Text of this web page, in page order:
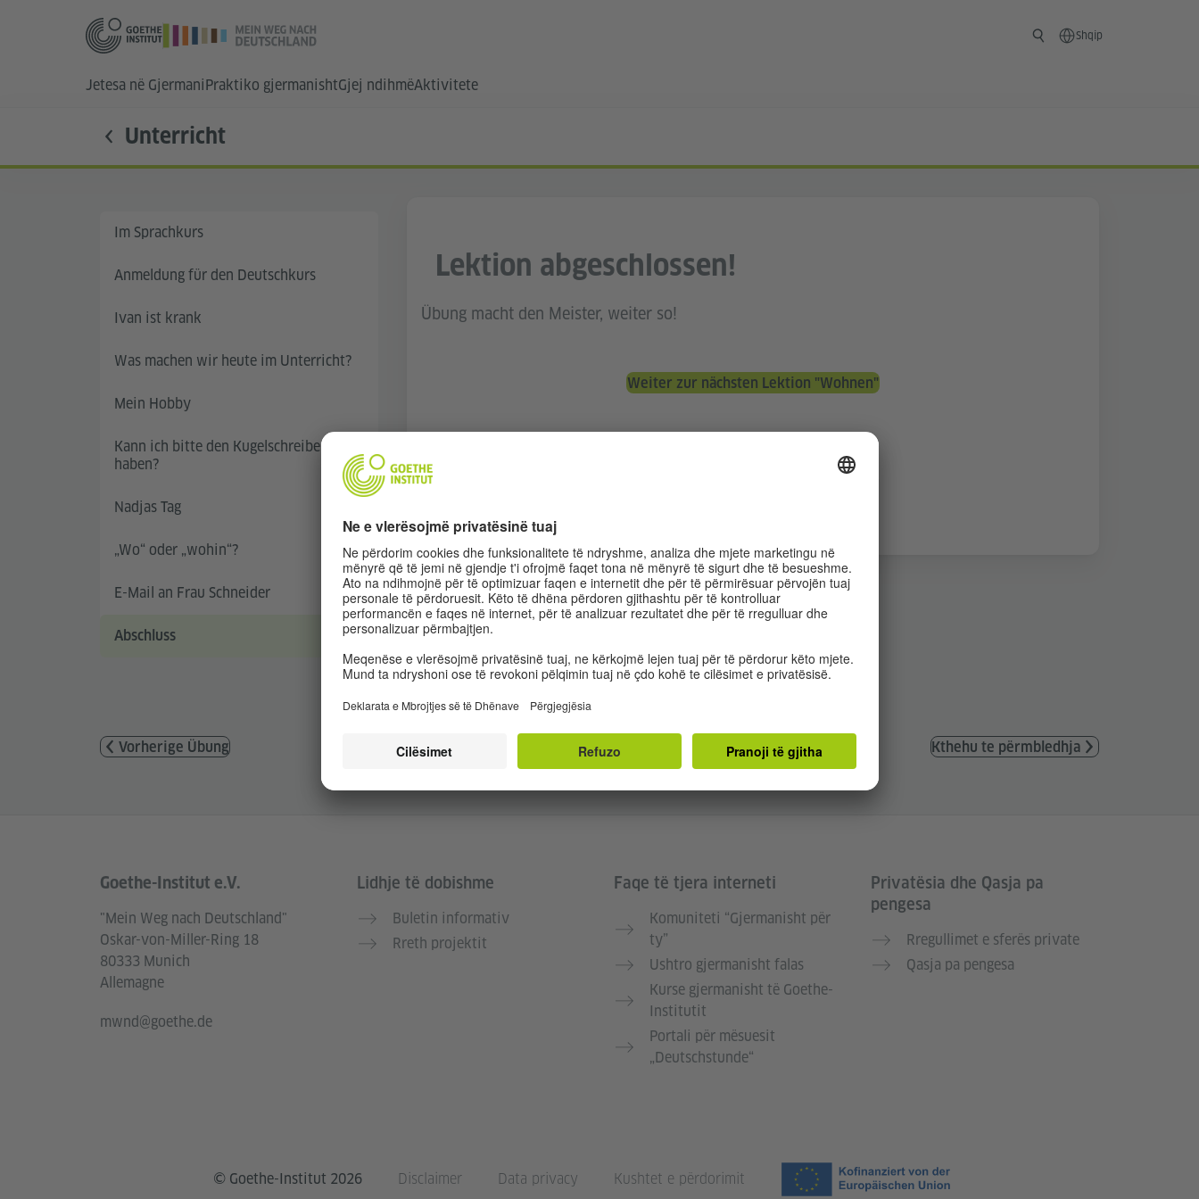
Shqip
Jetesa në GjermaniPraktiko gjermanishtGjej ndihmëAktivitete
Unterricht
Im Sprachkurs
Anmeldung für den Deutschkurs
Ivan ist krank
Was machen wir heute im Unterricht?
Mein Hobby
Kann ich bitte den Kugelschreiber
haben?
Nadjas Tag
„Wo“ oder „wohin“?
E-Mail an Frau Schneider
Abschluss
Lektion abgeschlossen!
Übung macht den Meister, weiter so!
Weiter zur nächsten Lektion "Wohnen"
Vorherige Übung Kthehu te përmbledhja
Service- und Informationsbereich
Goethe-Institut e.V.
"Mein Weg nach Deutschland"
Oskar-von-Miller-Ring 18
80333 Munich
Allemagne
mwnd@goethe.de
Lidhje të dobishme
Buletin informativ
Rreth projektit
Faqe të tjera interneti
Komuniteti “Gjermanisht për
ty”
Ushtro gjermanisht falas
Kurse gjermanisht të Goethe-
Institutit
Portali për mësuesit
„Deutschstunde“
Privatësia dhe Qasja pa
pengesa
Rregullimet e sferës private
Qasja pa pengesa
© Goethe-Institut 2026 Disclaimer Data privacy Kushtet e përdorimit